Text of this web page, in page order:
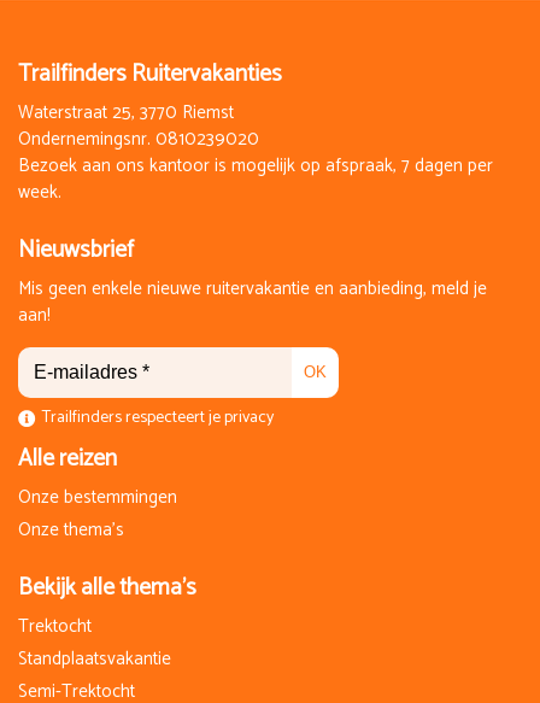
Op aanvraag
Vol
€ 450,00
Boeken
wo 30 september 2026
Op aanvraag
5 vrije plaatsen
€ 450,00
zo 4 oktober 2026
3 Dagen
Op aanvraag
2 vrije plaatsen
vr 9 oktober 2026
zo 11 oktober 2026
Trailfinders Ruitervakanties
Waterstraat 25, 3770 Riemst
Ondernemingsnr. 0810239020
Bezoek aan ons kantoor is mogelijk op afspraak, 7 dagen per
week.
Nieuwsbrief
Mis geen enkele nieuwe ruitervakantie en aanbieding, meld je
aan!
OK
Trailfinders respecteert je privacy
Alle reizen
Onze bestemmingen
Onze thema's
Bekijk alle thema's
Trektocht
Standplaatsvakantie
Semi-Trektocht